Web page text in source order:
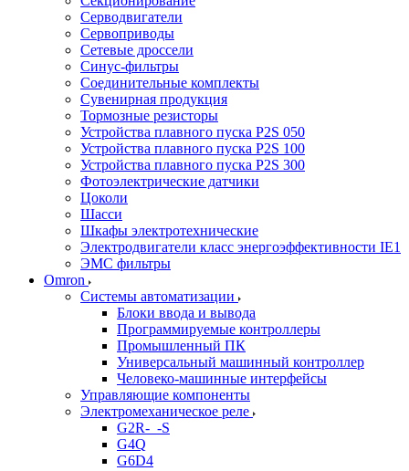
Серводвигатели
Сервоприводы
Сетевые дроссели
Синус-фильтры
Соединительные комплекты
Сувенирная продукция
Тормозные резисторы
Устройства плавного пуска P2S 050
Устройства плавного пуска P2S 100
Устройства плавного пуска P2S 300
Фотоэлектрические датчики
Цоколи
Шасси
Шкафы электротехнические
Электродвигатели класс энергоэффективности IE1
ЭМС фильтры
Omron
Системы автоматизации
Блоки ввода и вывода
Программируемые контроллеры
Промышленный ПК
Универсальный машинный контроллер
Человеко-машинные интерфейсы
Управляющие компоненты
Электромеханическое реле
G2R-_-S
G4Q
G6D4